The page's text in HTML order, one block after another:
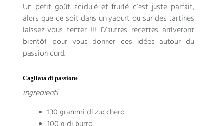
Un petit goût acidulé et fruité c’est juste parfait,
alors que ce soit dans un yaourt ou sur des tartines
laissez-vous tenter !!! D’autres recettes arriveront
bientôt pour vous donner des idées autour du
passion curd.
Cagliata di passione
ingredienti
130 grammi di zucchero